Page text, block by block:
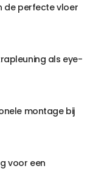
de perfecte vloer
als eye-
montage bij
voor een